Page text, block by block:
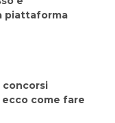
piattaforma
concorsi
come fare